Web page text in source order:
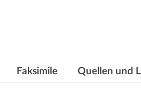
Faksimile Quellen und